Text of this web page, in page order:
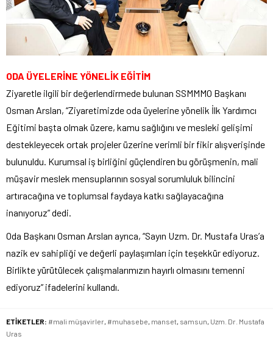
ODA ÜYELERİNE YÖNELİK EĞİTİM
Ziyaretle ilgili bir değerlendirmede bulunan SSMMMO Başkanı
Osman Arslan, “Ziyaretimizde oda üyelerine yönelik İlk Yardımcı
Eğitimi başta olmak üzere, kamu sağlığını ve mesleki gelişimi
destekleyecek ortak projeler üzerine verimli bir fikir alışverişinde
bulunuldu. Kurumsal iş birliğini güçlendiren bu görüşmenin, mali
müşavir meslek mensuplarının sosyal sorumluluk bilincini
artıracağına ve toplumsal faydaya katkı sağlayacağına
inanıyoruz” dedi.
Oda Başkanı Osman Arslan ayrıca, “Sayın Uzm. Dr. Mustafa Uras’a
nazik ev sahipliği ve değerli paylaşımları için teşekkür ediyoruz.
Birlikte yürütülecek çalışmalarımızın hayırlı olmasını temenni
ediyoruz” ifadelerini kullandı.
ETİKETLER: #mali müşavirler, #muhasebe, manset, samsun, Uzm. Dr. Mustafa
Uras